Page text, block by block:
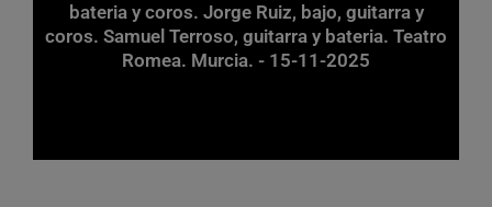
bateria y coros. Jorge Ruiz, bajo, guitarra y
coros. Samuel Terroso, guitarra y bateria. Teatro
Romea. Murcia. - 15-11-2025